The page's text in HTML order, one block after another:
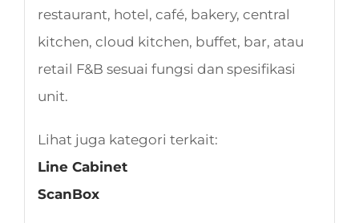
restaurant, hotel, café, bakery, central
kitchen, cloud kitchen, buffet, bar, atau
retail F&B sesuai fungsi dan spesifikasi
unit.
Lihat juga kategori terkait:
Line Cabinet
ScanBox